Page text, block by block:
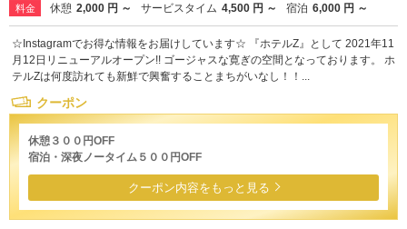
料金 休憩 2,000 円 ～ サービスタイム 4,500 円 ～ 宿泊 6,000 円 ～
☆Instagramでお得な情報をお届けしています☆ 『ホテルZ』として 2021年11
月12日リニューアルオープン!! ゴージャスな寛ぎの空間となっております。 ホ
テルZは何度訪れても新鮮で興奮することまちがいなし！！...
クーポン
休憩３００円OFF
宿泊・深夜ノータイム５００円OFF
クーポン内容をもっと見る